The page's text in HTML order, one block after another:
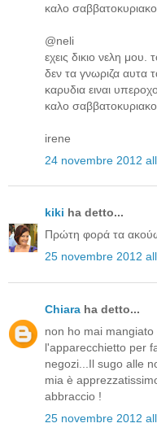
καλο σαββατοκυριακο
@neli
εχεις δικιο νελη
δεν τα γνωριζα αυτα
καρυδια ειναι
καλο σαββατοκυριακο
irene
24 novembre 2012
kiki ha detto...
Πρώτη φορά τα ακούω
25 novembre 2012
Chiara ha detto...
non ho mai
l'apparecchietto per
negozi...Il sugo alle
mia è
abbraccio !
25 novembre 2012